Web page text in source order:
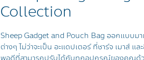
Collection
Sheep Gadget and Pouch Bag ออกแบบ
ต่างๆ ไม่ว่าจะเป็น อะแดปเตอร์ ที่ชาร์จ เมาส์